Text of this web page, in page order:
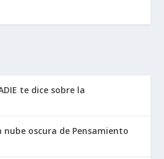
te dice sobre la
nube oscura de Pensamiento